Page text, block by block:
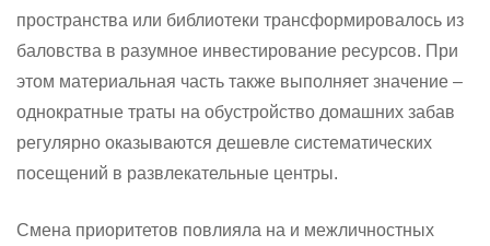
пространства или библиотеки трансформировалось из
баловства в разумное инвестирование ресурсов. При
этом материальная часть также выполняет значение –
однократные траты на обустройство домашних забав
регулярно оказываются дешевле систематических
посещений в развлекательные центры.
Смена приоритетов повлияла на и межличностных